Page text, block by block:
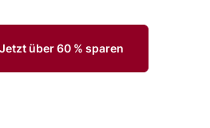
Jetzt über 60 % sparen